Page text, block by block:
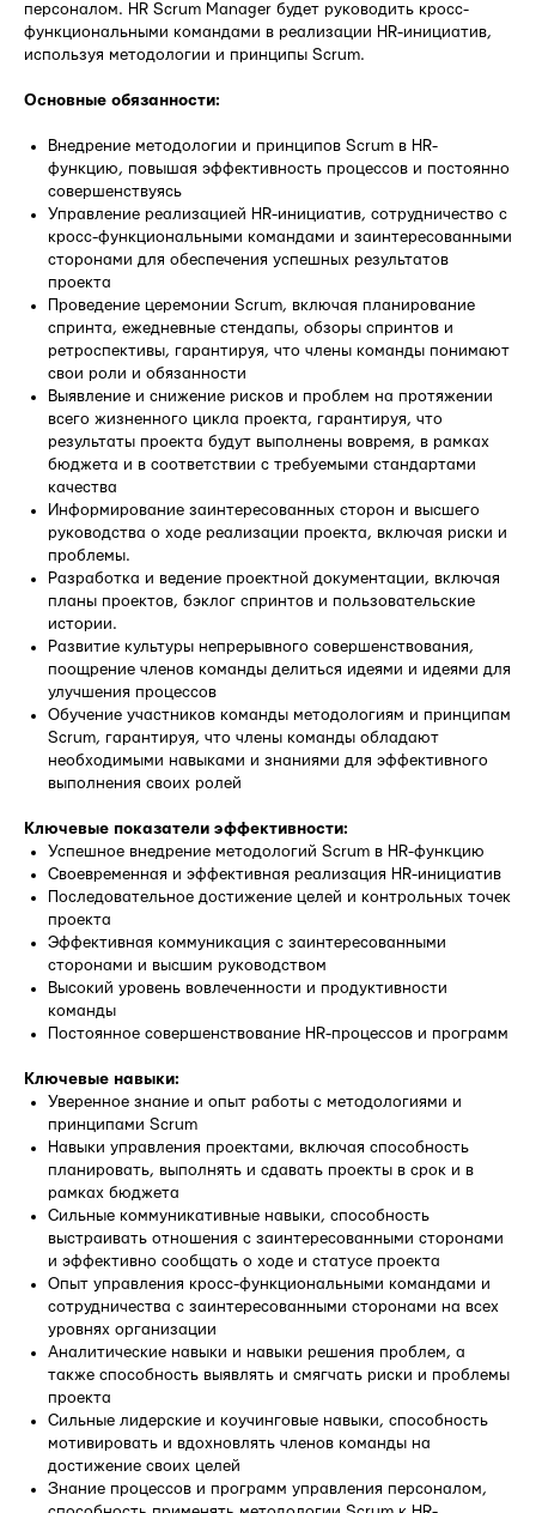
персоналом. HR Scrum Manager будет руководить кросс-
функциональными командами в реализации HR-инициатив,
используя методологии и принципы Scrum.
Основные обязанности:
Внедрение методологии и принципов Scrum в HR-
функцию, повышая эффективность процессов и постоянно
совершенствуясь
Управление реализацией HR-инициатив, сотрудничество с
кросс-функциональными командами и заинтересованными
сторонами для обеспечения успешных результатов
проекта
Проведение церемонии Scrum, включая планирование
спринта, ежедневные стендапы, обзоры спринтов и
ретроспективы, гарантируя, что члены команды понимают
свои роли и обязанности
Выявление и снижение рисков и проблем на протяжении
всего жизненного цикла проекта, гарантируя, что
результаты проекта будут выполнены вовремя, в рамках
бюджета и в соответствии с требуемыми стандартами
качества
Информирование заинтересованных сторон и высшего
руководства о ходе реализации проекта, включая риски и
проблемы.
Разработка и ведение проектной документации, включая
планы проектов, бэклог спринтов и пользовательские
истории.
Развитие культуры непрерывного совершенствования,
поощрение членов команды делиться идеями и идеями для
улучшения процессов
Обучение участников команды методологиям и принципам
Scrum, гарантируя, что члены команды обладают
необходимыми навыками и знаниями для эффективного
выполнения своих ролей
Ключевые показатели эффективности:
Успешное внедрение методологий Scrum в HR-функцию
Своевременная и эффективная реализация HR-инициатив
Последовательное достижение целей и контрольных точек
проекта
Эффективная коммуникация с заинтересованными
сторонами и высшим руководством
Высокий уровень вовлеченности и продуктивности
команды
Постоянное совершенствование HR-процессов и программ
Ключевые навыки:
Уверенное знание и опыт работы с методологиями и
принципами Scrum
Навыки управления проектами, включая способность
планировать, выполнять и сдавать проекты в срок и в
рамках бюджета
Сильные коммуникативные навыки, способность
выстраивать отношения с заинтересованными сторонами
и эффективно сообщать о ходе и статусе проекта
Опыт управления кросс-функциональными командами и
сотрудничества с заинтересованными сторонами на всех
уровнях организации
Аналитические навыки и навыки решения проблем, а
также способность выявлять и смягчать риски и проблемы
проекта
Сильные лидерские и коучинговые навыки, способность
мотивировать и вдохновлять членов команды на
достижение своих целей
Знание процессов и программ управления персоналом,